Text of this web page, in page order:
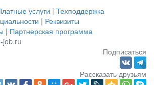
услуги | Техподдержка
| Реквизиты
| Партнерская программа
job.ru
Подписаться
Рассказать друзьям